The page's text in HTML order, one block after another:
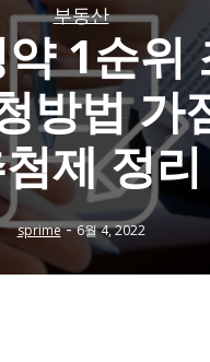
부동산
1순위
방법 가
제 정리
sprime-6월 4, 2022